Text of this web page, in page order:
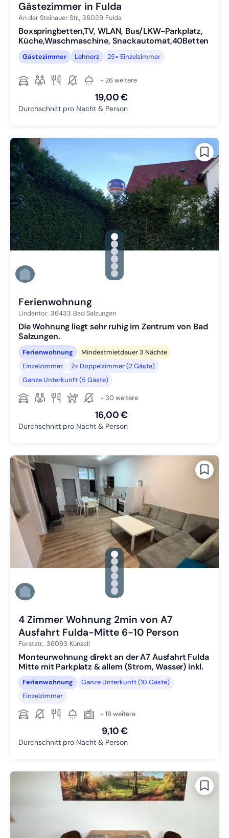
Gästezimmer in Fulda
An der Steinauer Str., 36039 Fulda
Boxspringbetten,TV, WLAN, Bus/LKW-Parkplatz,
Küche,Waschmaschine, Snackautomat,40Betten
Gästezimmer Lehnerz 25× Einzelzimmer
+ 26 weitere
19,00 €
Durchschnitt pro Nacht & Person
gallery.slide_selector
Zu Slide 1 wechseln
Zu Slide 2 wechseln
Zu Slide 3 wechseln
Zu Slide 4 wechseln
Zu Slide 5 wechseln
Zu Slide 6 wechseln
Ferienwohnung
Lindentor, 36433 Bad Salzungen
Die Wohnung liegt sehr ruhig im Zentrum von Bad
Salzungen.
Ferienwohnung
Mindestmietdauer 3 Nächte
Einzelzimmer
2× Doppelzimmer (2 Gäste)
Ganze Unterkunft (5 Gäste)
+ 30 weitere
16,00 €
Durchschnitt pro Nacht & Person
gallery.slide_selector
Zu Slide 1 wechseln
Zu Slide 2 wechseln
Zu Slide 3 wechseln
Zu Slide 4 wechseln
Zu Slide 5 wechseln
Zu Slide 6 wechseln
4 Zimmer Wohnung 2min von A7
Ausfahrt Fulda-Mitte 6-10 Person
Forststr., 36093 Künzell
Monteurwohnung direkt an der A7 Ausfahrt Fulda
Mitte mit Parkplatz & allem (Strom, Wasser) inkl.
Ferienwohnung
Ganze Unterkunft (10 Gäste)
Einzelzimmer
+ 18 weitere
9,10 €
Durchschnitt pro Nacht & Person